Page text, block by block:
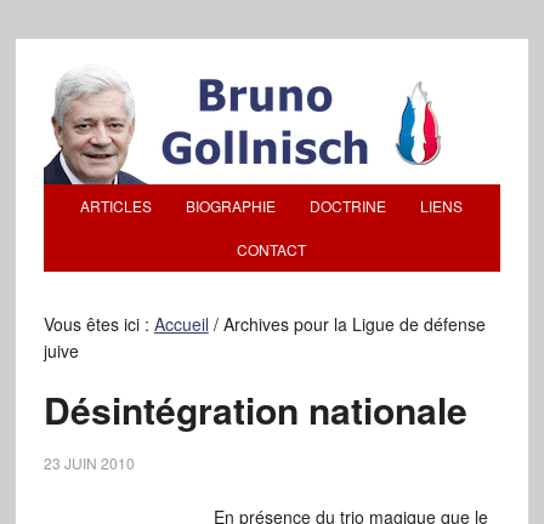
ARTICLES BIOGRAPHIE DOCTRINE LIENS
CONTACT
Vous êtes ici : Accueil /Archives pour la Ligue de défense
juive
Désintégration nationale
23 JUIN 2010
En présence du trio magique que le